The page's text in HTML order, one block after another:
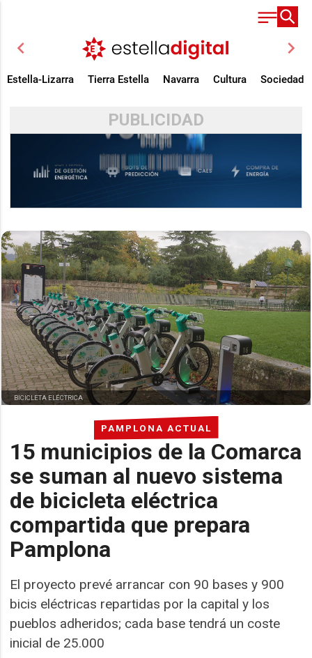
chevron_left chevron_right
Estella-Lizarra Tierra Estella Navarra Cultura Sociedad
PUBLICIDAD
PAMPLONA ACTUAL
15 municipios de la Comarca
se suman al nuevo sistema
de bicicleta eléctrica
compartida que prepara
Pamplona
El proyecto prevé arrancar con 90 bases y 900
bicis eléctricas repartidas por la capital y los
pueblos adheridos; cada base tendrá un coste
inicial de 25.000
BICICLETA ELÉCTRICA